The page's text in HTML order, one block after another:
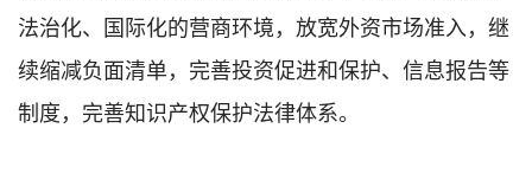
法治化、国际化的营商环境，放宽外资市场准入，继
续缩减负面清单，完善投资促进和保护、信息报告等
制度，完善知识产权保护法律体系。